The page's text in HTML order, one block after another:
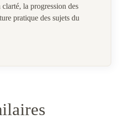
la progression des
pratique des sujets du